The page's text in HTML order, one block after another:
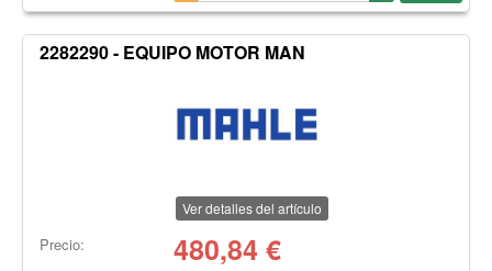
2282290 - EQUIPO MOTOR MAN
Ver detalles del artículo
Precio: 480,84 €